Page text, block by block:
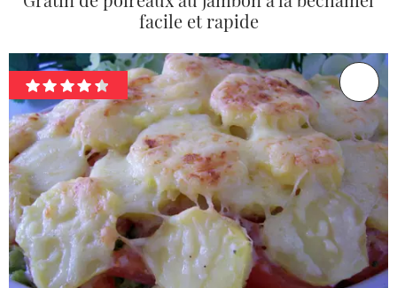
facile et rapide